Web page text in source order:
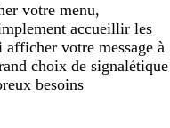
votre menu,
accueillir les
votre message à
choix de signalétique
besoins